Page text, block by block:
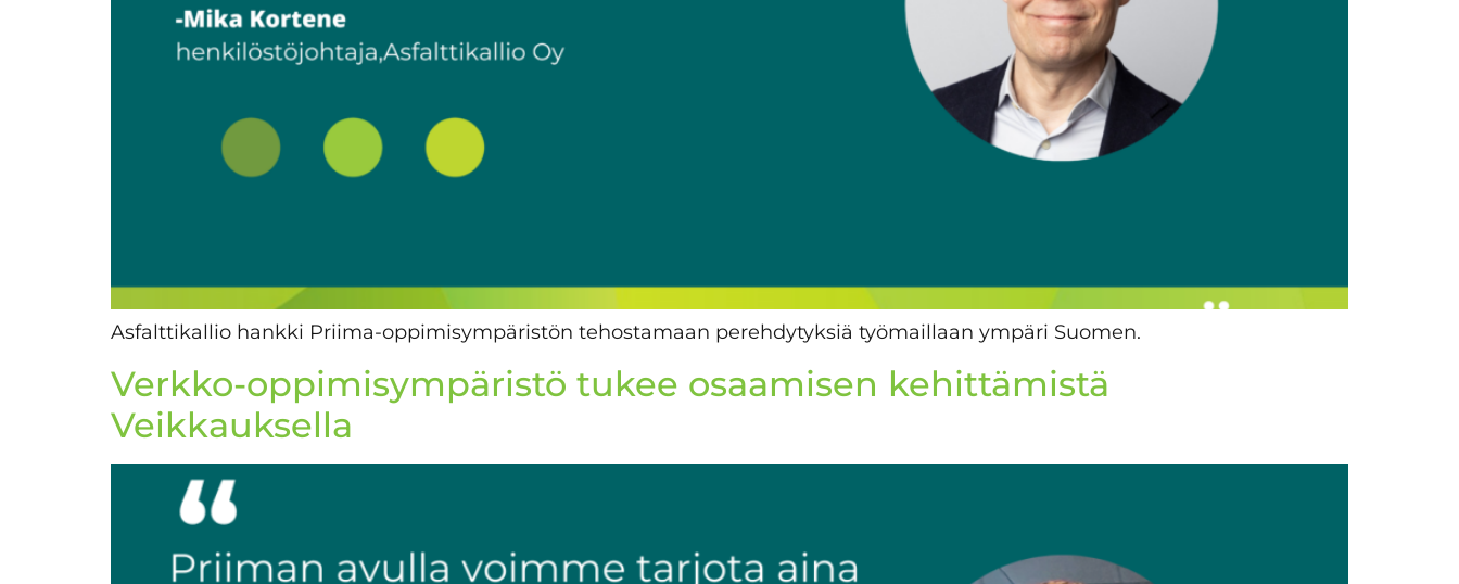
Asfalttikallio hankki Priima-oppimisympäristön tehostamaan perehdytyksiä työmaillaan ympäri Suomen.
Verkko-oppimisympäristö tukee osaamisen kehittämistä
Veikkauksella